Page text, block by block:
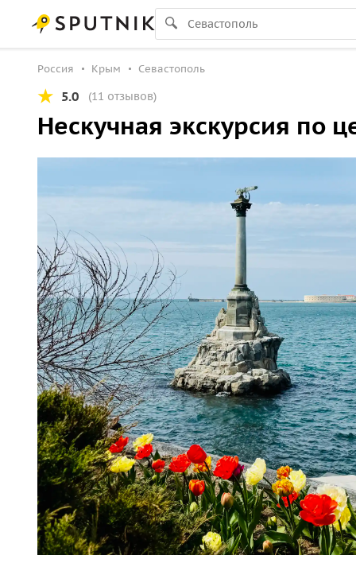
Россия Крым Севастополь
5.0 (11 отзывов)
Нескучная экскурсия по